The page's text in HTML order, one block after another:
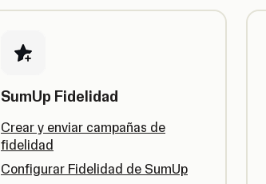
SumUp Fidelidad
Crear y enviar campañas de
fidelidad
Configurar Fidelidad de SumUp